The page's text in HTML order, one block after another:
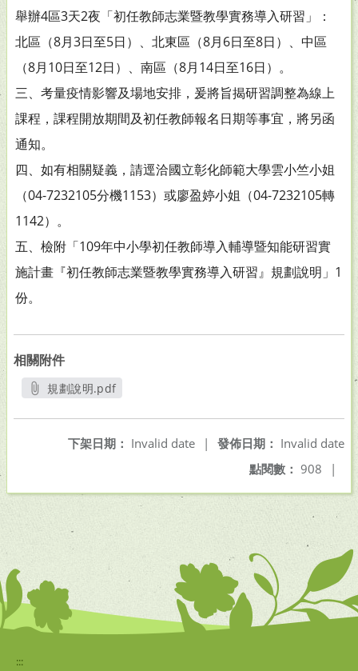
舉辦4區3天2夜「初任教師志業暨教學實務導入研習」：
北區（8月3日至5日）、北東區（8月6日至8日）、中區
（8月10日至12日）、南區（8月14日至16日）。
三、考量疫情影響及場地安排，爰將旨揭研習調整為線上
課程，課程開放期間及初任教師報名日期等事宜，將另函
通知。
四、如有相關疑義，請逕洽國立彰化師範大學雲小竺小姐
（04-7232105分機1153）或廖盈婷小姐（04-7232105轉
1142）。
五、檢附「109年中小學初任教師導入輔導暨知能研習實
施計畫『初任教師志業暨教學實務導入研習』規劃說明」1
份。
相關附件
規劃說明.pdf
發佈日期： Invalid date
下架日期： Invalid date
|
點閱數： 908 |
:::